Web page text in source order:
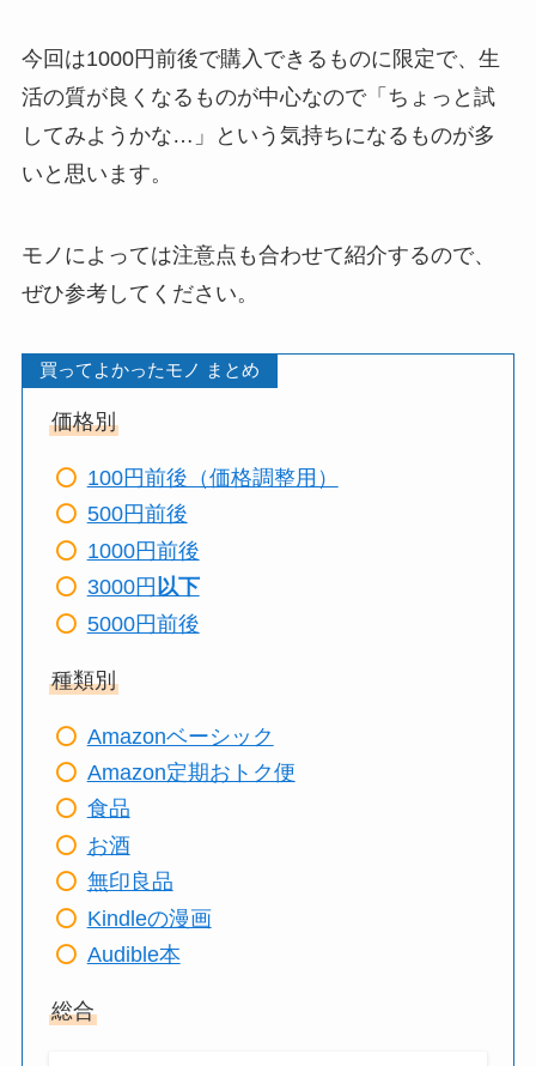
今回は1000円前後で購入できるものに限定で、生
活の質が良くなるものが中心なので「ちょっと試
してみようかな…」という気持ちになるものが多
いと思います。
モノによっては注意点も合わせて紹介するので、
ぜひ参考してください。
買ってよかったモノ まとめ
価格別
100円前後（価格調整用）
500円前後
1000円前後
3000円 以下
5000円前後
種類別
Amazonベーシック
Amazon定期おトク便
食品
お酒
無印良品
Kindleの漫画
Audible本
総合